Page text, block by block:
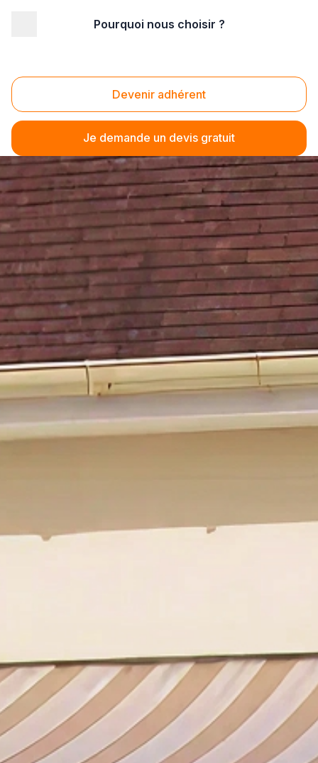
Pourquoi nous choisir ?
Devenir adhérent
Je demande un devis gratuit